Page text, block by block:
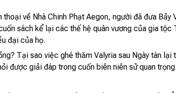
về Nhà Chinh Phạt Aegon, người đã đưa
sách kể lại các thế hệ quân vương của gia
đại của họ.
Tại sao việc ghé thăm Valyria sau Ngày tàn
được giải đáp trong cuốn biên niên sử quan trọng